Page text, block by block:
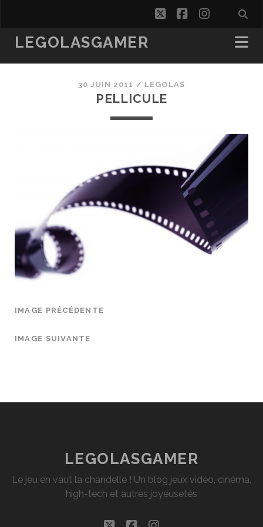
twitterfacebook
LEGOLASGAMER
30 JUIN 2011 / LEGOLAS
PELLICULE
IMAGE PRÉCÉDENTE
IMAGE SUIVANTE
LEGOLASGAMER
Le jeu en vaut la chandelle ! Un blog jeux vidéo, cinéma,
high-tech et autres joyeusetés